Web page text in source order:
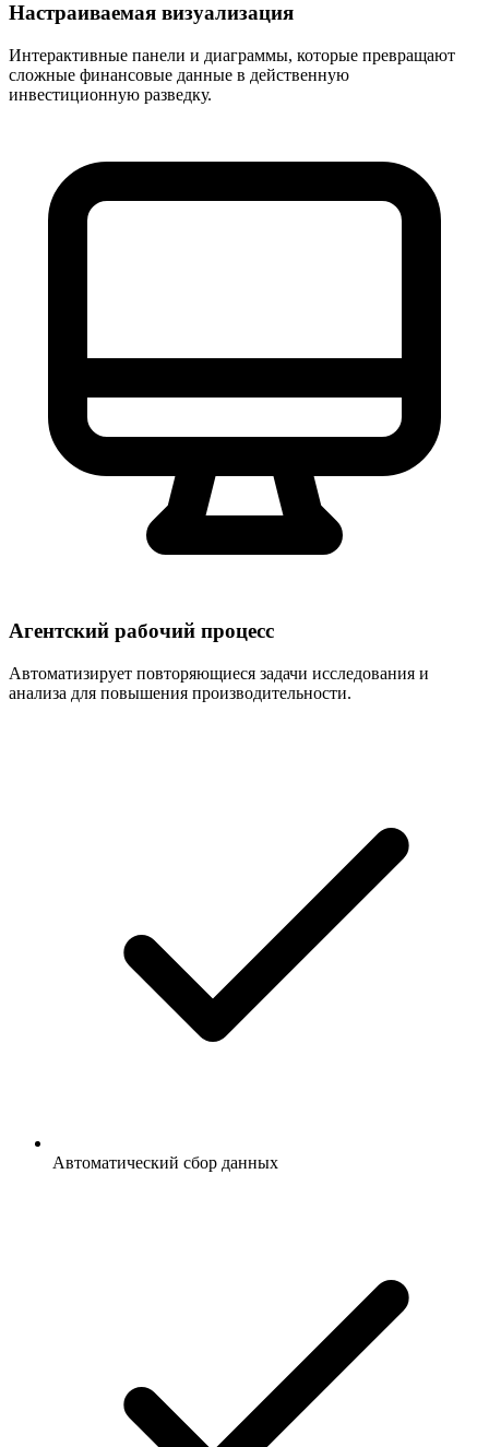
Настраиваемая визуализация
Интерактивные панели и диаграммы, которые превращают
сложные финансовые данные в действенную
инвестиционную разведку.
Агентский рабочий процесс
Автоматизирует повторяющиеся задачи исследования и
анализа для повышения производительности.
Автоматический сбор данных